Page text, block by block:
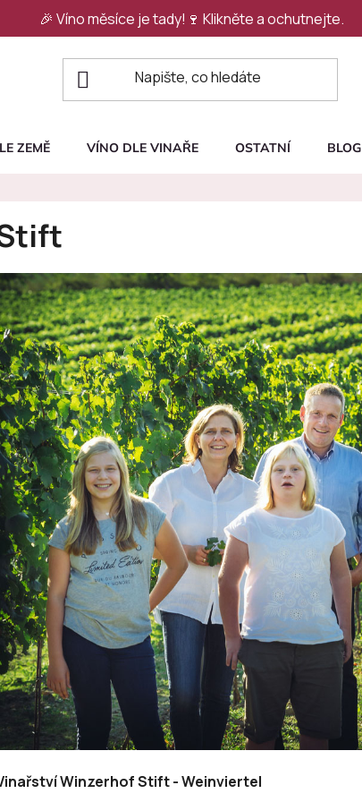
🎉 Víno měsíce je tady!🍷 Klikněte a ochutnejte.
ZEMĚ VÍNO DLE VINAŘE OSTATNÍ BLOG
Winzerhof Stift - Weinviertel